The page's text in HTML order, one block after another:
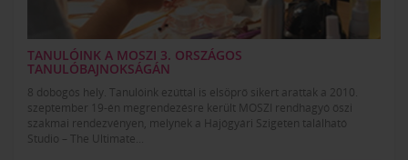
TANULÓINK A MOSZI 3. ORSZÁGOS
TANULÓBAJNOKSÁGÁN
8 dobogós hely. Tanulóink ezúttal is elsöprő sikert arattak a 2010.
szeptember 19-én megrendezésre került MOSZI rendhagyó őszi
szakmai rendezvényen, melynek a Hajógyári Szigeten található
Studio – The Ultimate...